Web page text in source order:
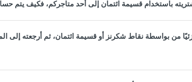
باستخدام قسيمة ائتمان إلى أحد متاجركم، فكيف يتم
من بواسطة نقاط شكرنز أو قسيمة ائتمان، ثم أرجعته إلى